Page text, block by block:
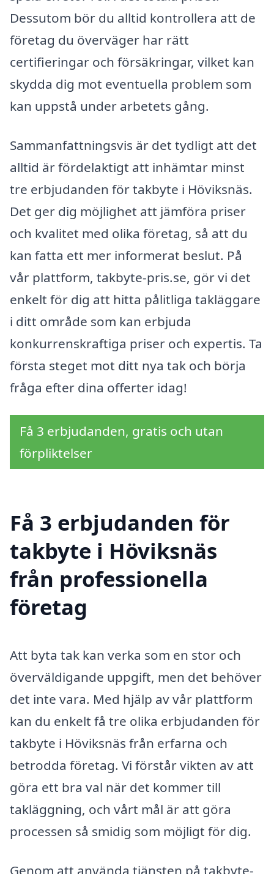
Dessutom bör du alltid kontrollera att de
företag du överväger har rätt
certifieringar och försäkringar, vilket kan
skydda dig mot eventuella problem som
kan uppstå under arbetets gång.
Sammanfattningsvis är det tydligt att det
alltid är fördelaktigt att inhämtar minst
tre erbjudanden för takbyte i Höviksnäs.
Det ger dig möjlighet att jämföra priser
och kvalitet med olika företag, så att du
kan fatta ett mer informerat beslut. På
vår plattform, takbyte-pris.se, gör vi det
enkelt för dig att hitta pålitliga takläggare
i ditt område som kan erbjuda
konkurrenskraftiga priser och expertis. Ta
första steget mot ditt nya tak och börja
fråga efter dina offerter idag!
Få 3 erbjudanden, gratis och utan
förpliktelser
Få 3 erbjudanden för
takbyte i Höviksnäs
från professionella
företag
Att byta tak kan verka som en stor och
överväldigande uppgift, men det behöver
det inte vara. Med hjälp av vår plattform
kan du enkelt få tre olika erbjudanden för
takbyte i Höviksnäs från erfarna och
betrodda företag. Vi förstår vikten av att
göra ett bra val när det kommer till
takläggning, och vårt mål är att göra
processen så smidig som möjligt för dig.
Genom att använda tjänsten på takbyte-